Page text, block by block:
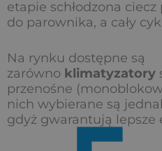
etapie schłodzona
do parownika, a cały
Na rynku dostępne są
zarówno klimatyzatory
przenośne
nich wybierane są
gdyż gwarantują lepsze